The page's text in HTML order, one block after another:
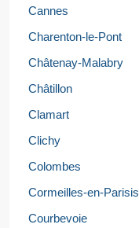
Cannes
Charenton-le-Pont
Châtenay-Malabry
Châtillon
Clamart
Clichy
Colombes
Cormeilles-en-Parisis
Courbevoie